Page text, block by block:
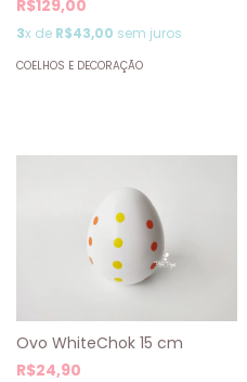
R$129,00
3x de R$43,00 sem juros
COELHOS E DECORAÇÃO
Ovo WhiteChok 15 cm
R$24,90